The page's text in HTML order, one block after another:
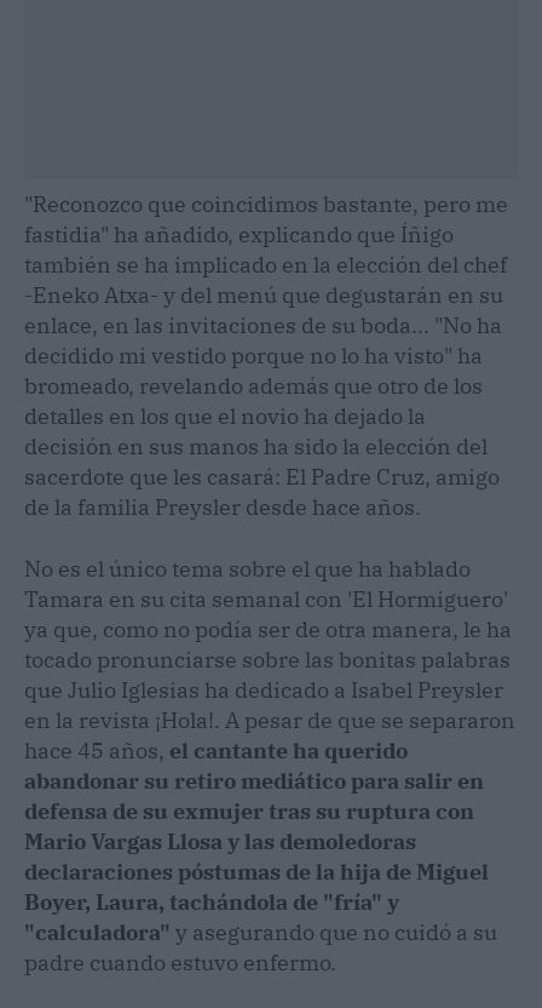
"Reconozco que coincidimos bastante, pero me
fastidia" ha añadido, explicando que Íñigo
también se ha implicado en la elección del chef
-Eneko Atxa- y del menú que degustarán en su
enlace, en las invitaciones de su boda... "No ha
decidido mi vestido porque no lo ha visto" ha
bromeado, revelando además que otro de los
detalles en los que el novio ha dejado la
decisión en sus manos ha sido la elección del
sacerdote que les casará: El Padre Cruz, amigo
de la familia Preysler desde hace años.
No es el único tema sobre el que ha hablado
Tamara en su cita semanal con 'El Hormiguero'
ya que, como no podía ser de otra manera, le ha
tocado pronunciarse sobre las bonitas palabras
que Julio Iglesias ha dedicado a Isabel Preysler
en la revista ¡Hola!. A pesar de que se separaron
hace 45 años, el cantante ha querido
abandonar su retiro mediático para salir en
defensa de su exmujer tras su ruptura con
Mario Vargas Llosa y las demoledoras
declaraciones póstumas de la hija de Miguel
Boyer, Laura, tachándola de "fría" y
"calculadora" y asegurando que no cuidó a su
padre cuando estuvo enfermo.